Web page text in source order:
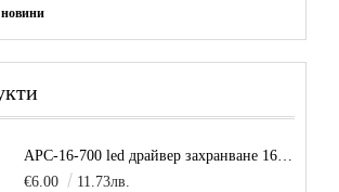
новини
APC-16-700 led драйвер захранване 16.8W 700mA
€6.00
11.73лв.